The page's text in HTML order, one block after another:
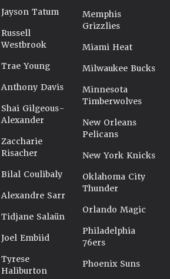
Jayson Tatum
Russell
Westbrook
Trae Young
Anthony Davis
Shai Gilgeous-
Alexander
Zaccharie
Risacher
Bilal Coulibaly
Alexandre Sarr
Tidjane Salaün
Joel Embiid
Tyrese
Haliburton
Memphis
Grizzlies
Miami Heat
Milwaukee Bucks
Minnesota
Timberwolves
New Orleans
Pelicans
New York Knicks
Oklahoma City
Thunder
Orlando Magic
Philadelphia
76ers
Phoenix Suns